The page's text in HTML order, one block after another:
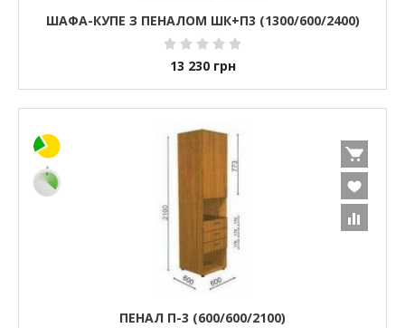
ШАФА-КУПЕ З ПЕНАЛОМ ШК+П3 (1300/600/2400)
13 230 грн
ПЕНАЛ П-3 (600/600/2100)